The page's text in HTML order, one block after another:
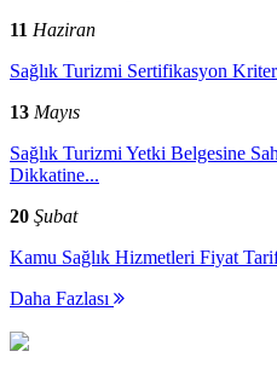
11 Haziran
Sağlık Turizmi Sertifikasyon
13 Mayıs
Sağlık Turizmi Yetki Belgesine
Dikkatine...
20 Şubat
Kamu Sağlık Hizmetleri Fiyat
Daha Fazlası